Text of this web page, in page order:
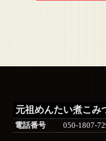
元祖めんたい煮こみ
電話番号 050-1807-